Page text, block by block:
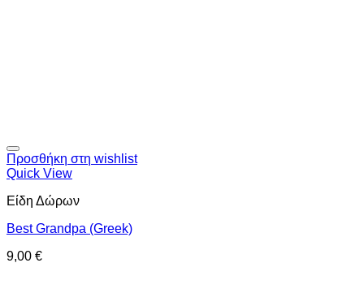
Προσθήκη στη wishlist
Quick View
Είδη Δώρων
Best Grandpa (Greek)
9,00 €